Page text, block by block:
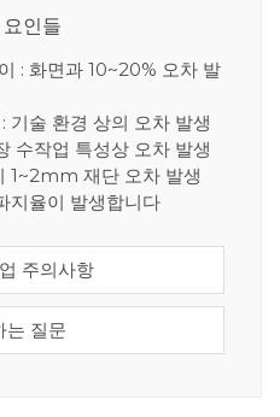
인들
: 화면과 10~20% 오차 발
기술 환경 상의 오차 발생
수작업 특성상 오차 발생
1~2mm 재단 오차 발생
지율이 발생합니다
주의사항
는 질문